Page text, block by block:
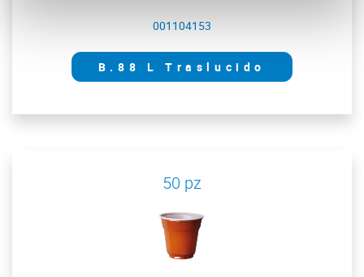
001104153
B.88 L Traslucido
50 pz